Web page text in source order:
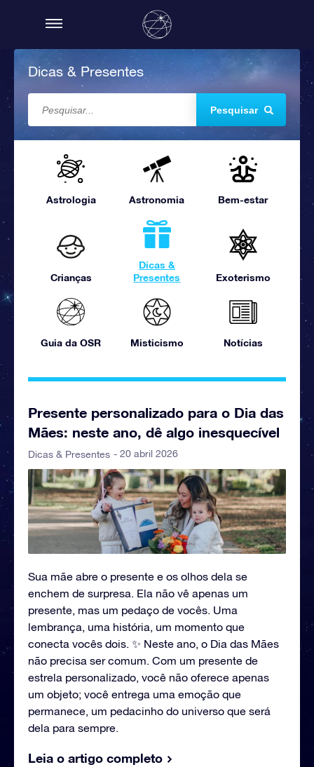
Dicas & Presentes
Pesquisar
Astrologia Astronomia Bem-estar
Crianças
Dicas &
Presentes
Exoterismo
Guia da OSR Misticismo Notícias
Presente personalizado para o Dia das
Mães: neste ano, dê algo inesquecível
Dicas & Presentes - 20 abril 2026
Sua mãe abre o presente e os olhos dela se
enchem de surpresa. Ela não vê apenas um
presente, mas um pedaço de vocês. Uma
lembrança, uma história, um momento que
conecta vocês dois. ✨ Neste ano, o Dia das Mães
não precisa ser comum. Com um presente de
estrela personalizado, você não oferece apenas
um objeto; você entrega uma emoção que
permanece, um pedacinho do universo que será
dela para sempre.
Leia o artigo completo